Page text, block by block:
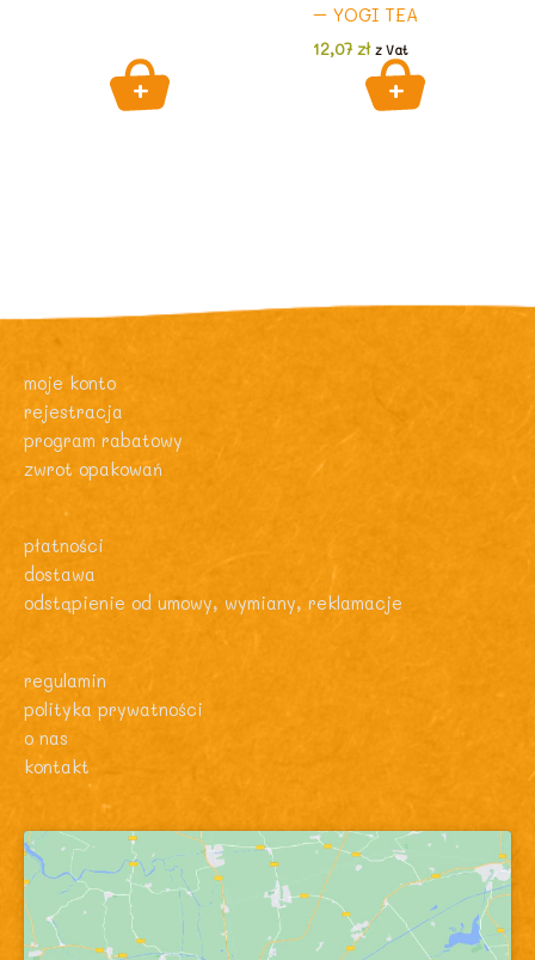
– YOGI TEA
12,07zł z Vat
moje konto
rejestracja
program rabatowy
zwrot opakowań
płatności
dostawa
odstąpienie od umowy, wymiany, reklamacje
regulamin
polityka prywatności
o nas
kontakt